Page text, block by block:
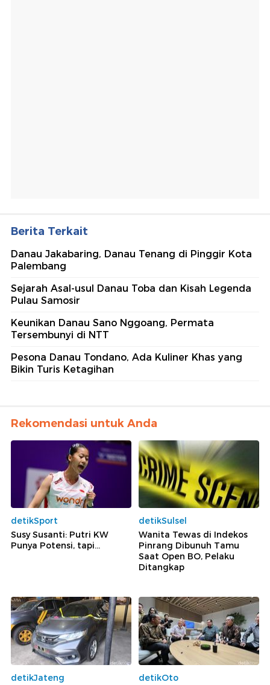
Berita Terkait
Danau Jakabaring, Danau Tenang di Pinggir Kota
Palembang
Sejarah Asal-usul Danau Toba dan Kisah Legenda
Pulau Samosir
Keunikan Danau Sano Nggoang, Permata
Tersembunyi di NTT
Pesona Danau Tondano, Ada Kuliner Khas yang
Bikin Turis Ketagihan
Rekomendasi untuk Anda
detikSport
Susy Susanti: Putri KW
Punya Potensi, tapi...
detikSulsel
Wanita Tewas di Indekos
Pinrang Dibunuh Tamu
Saat Open BO, Pelaku
Ditangkap
detikJateng detikOto